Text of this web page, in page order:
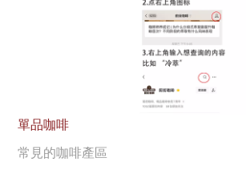
單品咖啡
常見的咖啡產區